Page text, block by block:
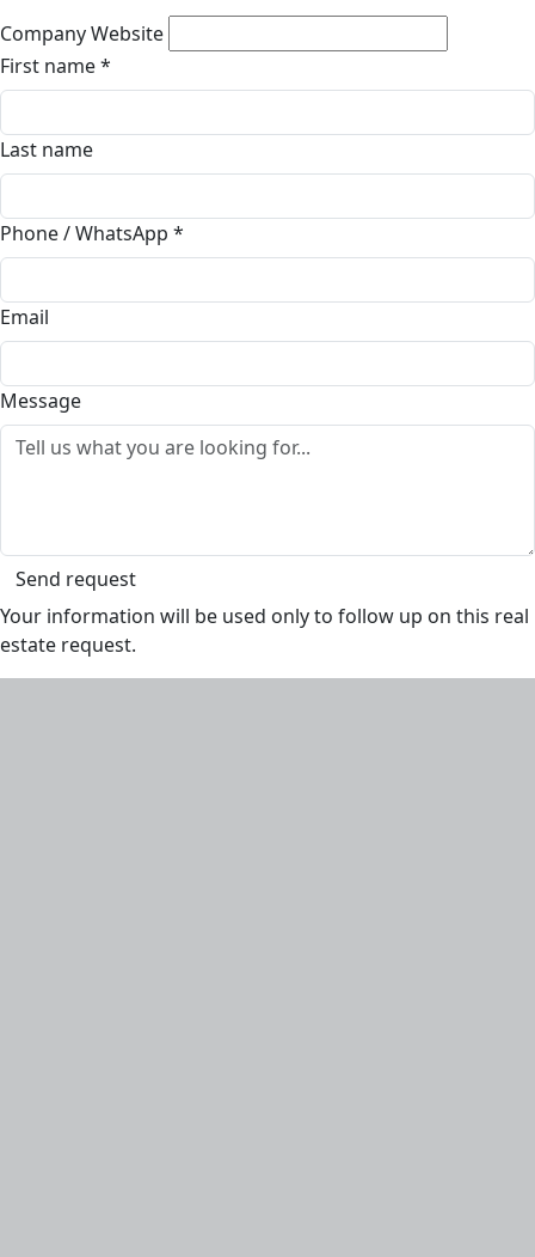
Company Website
First name*
Last name
Phone / WhatsApp *
Email
Message
Send request
Your information will be used only to follow up on this real
estate request.